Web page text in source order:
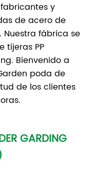
y
de acero de
Nuestra fábrica se
tijeras PP
Bienvenido a
poda de
de los clientes
GARDING